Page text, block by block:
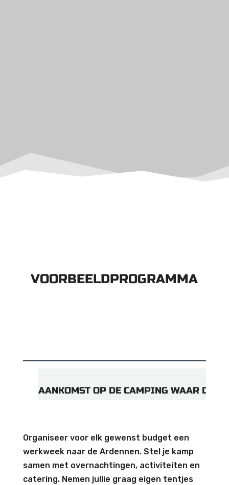
VOORBEELDPROGRAMMA
AANKOMST OP DE CAMPING WAAR DE
Organiseer voor elk gewenst budget een
werkweek naar de Ardennen. Stel je kamp
samen met overnachtingen, activiteiten en
catering. Nemen jullie graag eigen tentjes